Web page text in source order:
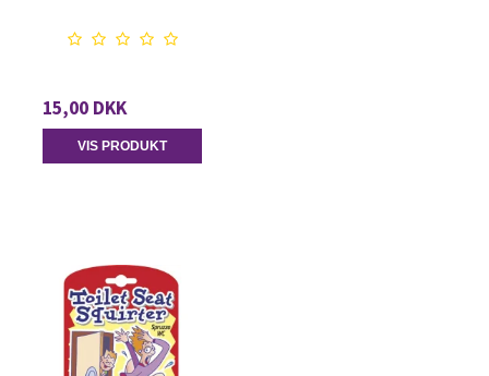
15,00 DKK
VIS PRODUKT